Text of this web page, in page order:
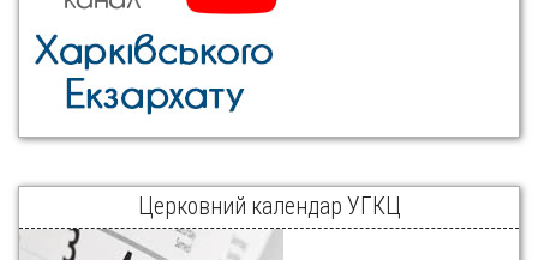
Церковний календар УГКЦ